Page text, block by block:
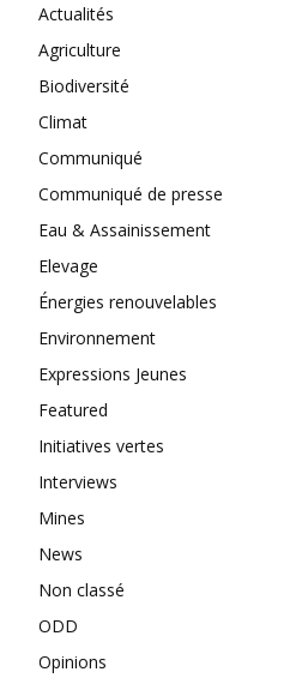
Actualités
Agriculture
Biodiversité
Climat
Communiqué
Communiqué de presse
Eau & Assainissement
Elevage
Énergies renouvelables
Environnement
Expressions Jeunes
Featured
Initiatives vertes
Interviews
Mines
News
Non classé
ODD
Opinions